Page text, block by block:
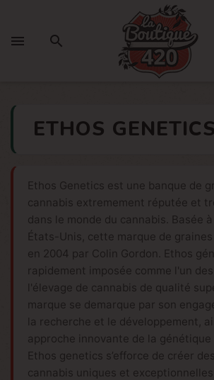
 
ETHOS GENETICS
Ethos Genetics est une banque de
cannabis extremement réputée et
dans le monde du cannabis. Basée
États-Unis, cette marque de
en 2004 par Colin Gordon. Ethos
rapidement imposée comme l'un
l'élevage de cannabis de qualité
marque se demarque par son
la recherche et le développement,
approche innovante de la génétique
Ethos genetics s’efforce de créer
cannabis uniques et